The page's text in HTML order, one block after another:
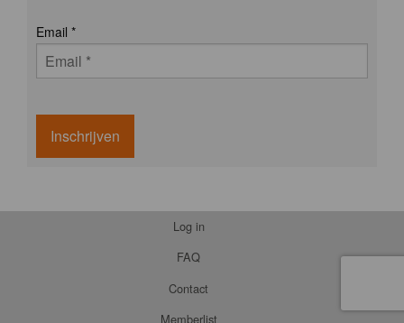
Email *
Inschrijven
Log in
FAQ
Contact
Memberlist